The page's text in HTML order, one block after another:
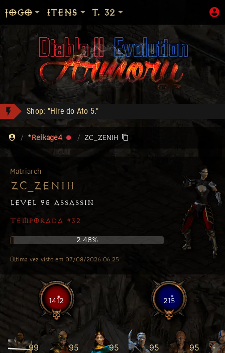
Shop: "Hire do Ato 5."
Apolomito conquistou Vice Baal Speed!
Heart of the Oak - Compra: 400
Ogre's Chief Boots - Compra: 350
mattar10 conquistou Dark Wanderer!
Jah Stack - Compra: 330
EGC1 conquistou Dark Wanderer!
JOGO ITENS T. 32
*Reikage4 ZC_ZENIH
Matriarch
ZC_ZENIH
LEVEL 95 ASSASSIN
TEMPORADA #32
2.48%
Última vez visto em 07/08/2026 06:25
1412 215
99 95 95 95 95